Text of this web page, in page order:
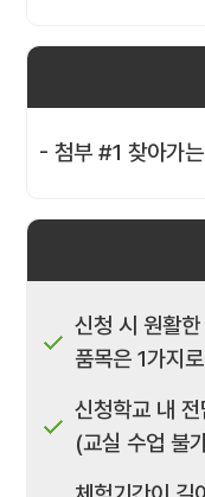
- 첨부 #1 찾아가
신청 시 원활
품목은 1가지
신청학교 내
(교실 수업 불